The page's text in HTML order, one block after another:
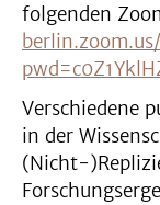
folgenden
Verschiedene
in der
(Nicht-